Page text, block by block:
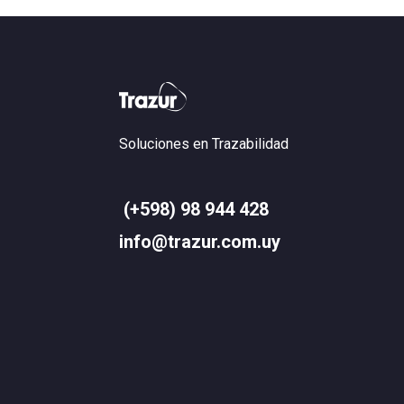
Soluciones en Trazabilidad
(+598) 98 944 428
info@trazur.com.uy